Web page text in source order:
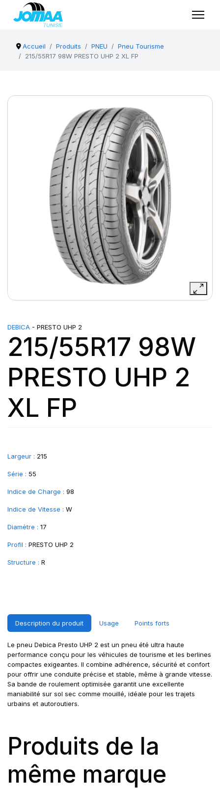
Accueil Produits PNEU
Pneu Tourisme
215/55R17 98W PRESTO UHP 2 XL FP
DEBICA - PRESTO UHP 2
215/55R17 98W
PRESTO UHP 2
XL FP
Largeur : 215
Série : 55
Indice de Charge : 98
Indice de Vitesse : W
Diamètre : 17
Profil : PRESTO UHP 2
Structure : R
Description du produit Usage Points forts
Le pneu Debica Presto UHP 2 est un pneu été ultra haute
performance conçu pour les véhicules de tourisme et les berlines
compactes exigeantes. Il combine adhérence, sécurité et confort
pour offrir une conduite précise et stable, même à grande vitesse.
Sa bande de roulement optimisée garantit une excellente
maniabilité sur sol sec comme mouillé, idéale pour les trajets
urbains et autoroutiers.
Produits de la
même marque